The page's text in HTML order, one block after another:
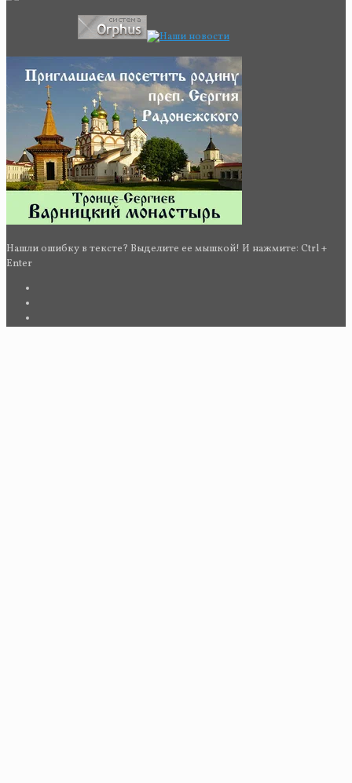
Нашли ошибку в тексте? Выделите ее мышкой! И нажмите: Ctrl +
Enter